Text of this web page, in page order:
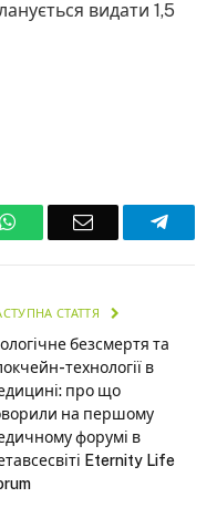
видати 1,5
WhatsAppEmail
СТАТТЯ
безсмертя та
технології в
про що
на першому
форумі в
Eternity Life